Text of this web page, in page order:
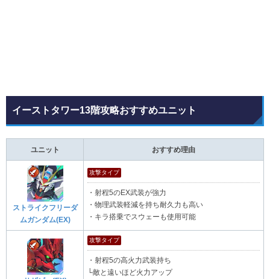
イーストタワー13階攻略おすすめユニット
ユニット おすすめ理由
ストライクフリーダ
ムガンダム(EX)
攻撃タイプ
・射程5のEX武装が強力
・物理武装軽減を持ち耐久力も高い
・キラ搭乗でスウェーも使用可能
攻撃タイプ
・射程5の高火力武装持ち
└敵と遠いほど火力アップ